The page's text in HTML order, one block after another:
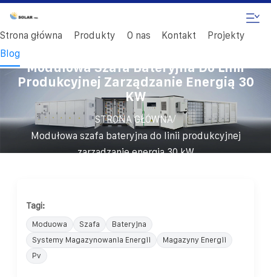
Strona główna Produkty O nas Kontakt
Projekty
Blog
Modułowa Szafa Bateryjna Do Linii
Produkcyjnej Zarządzanie Energią 30
KW
STRONA GŁÓWNA/
Modułowa szafa bateryjna do linii produkcyjnej
zarządzanie energią 30 kW
Tagi:
Moduowa Szafa
Bateryjna
Systemy Magazynowania Energii
Magazyny Energii
Pv